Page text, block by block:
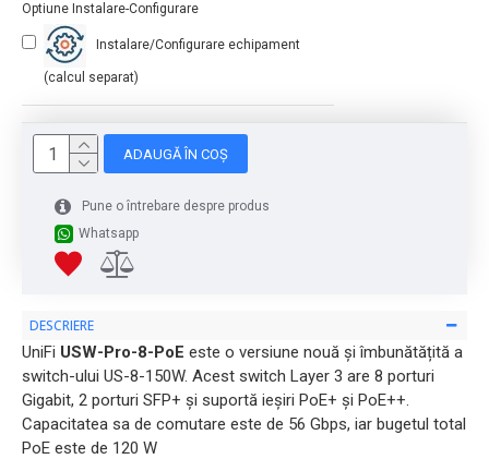
Optiune Instalare-Configurare
Instalare/Configurare echipament
(calcul separat)
ADAUGĂ ÎN COȘ
Pune o întrebare despre produs
Whatsapp
DESCRIERE
UniFi USW-Pro-8-PoE este o versiune nouă și îmbunătățită a
switch-ului US-8-150W. Acest switch Layer 3 are 8 porturi
Gigabit, 2 porturi SFP+ și suportă ieșiri PoE+ și PoE++.
Capacitatea sa de comutare este de 56 Gbps, iar bugetul total
PoE este de 120 W